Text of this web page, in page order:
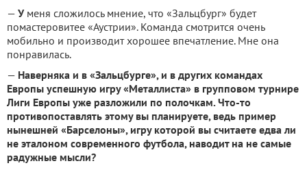
— У меня сложилось мнение, что «Зальцбург» будет
помастеровитее «Аустрии». Команда смотрится очень
мобильно и производит хорошее впечатле­ние. Мне она
понравилась.
— Наверняка и в «Зальцбур­ге», и в других командах
Европы успешную игру «Металлиста» в групповом турнире
Лиги Европы уже разложили по полочкам. Что-то
противопоставлять этому вы планируете, ведь пример
нынеш­ней «Барселоны», игру которой вы считаете едва ли
не эталоном современного футбола, наводит на не самые
радужные мысли?